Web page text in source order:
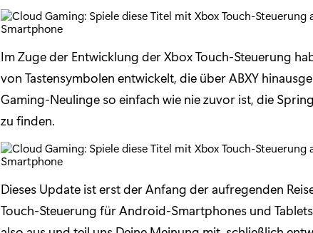
Im Zuge der Entwicklung der Xbox Touch-Steuerung
von Tastensymbolen entwickelt, die über ABXY
Gaming-Neulinge so einfach wie nie zuvor ist, die
zu finden.
Dieses Update ist erst der Anfang der aufregenden
Touch-Steuerung für Android-Smartphones und